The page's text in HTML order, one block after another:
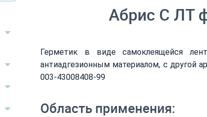
Абрис С ЛТ
Герметик в виде самоклеящейся
антиадгезионным материалом, с другой
003-43008408-99
Область применения: